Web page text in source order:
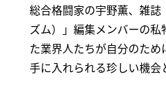
総合格闘家の宇野薫、雑誌
ズム）」編集メンバーの
た業界人たちが自分のため
手に入れられる珍しい機会